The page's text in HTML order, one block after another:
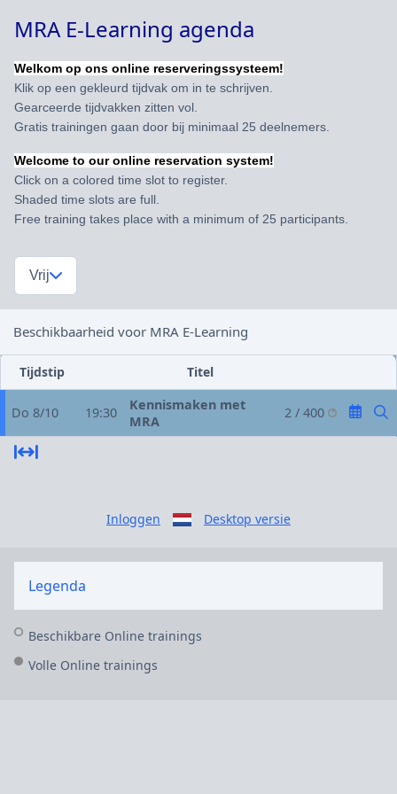
MRA E-Learning agenda
Welkom op ons online reserveringssysteem!
Klik op een gekleurd tijdvak om in te schrijven.
Gearceerde tijdvakken zitten vol.
Gratis trainingen gaan door bij minimaal 25 deelnemers.
Welcome to our online reservation system!
Click on a colored time slot to register.
Shaded time slots are full.
Free training takes place with a minimum of 25 participants.
Vrij
Beschikbaarheid voor MRA E-Learning
Tijdstip Titel
Do 8/10 19:30
Kennismaken met
MRA
2 / 400
Inloggen Desktop versie
Legenda
Beschikbare Online trainings
Volle Online trainings